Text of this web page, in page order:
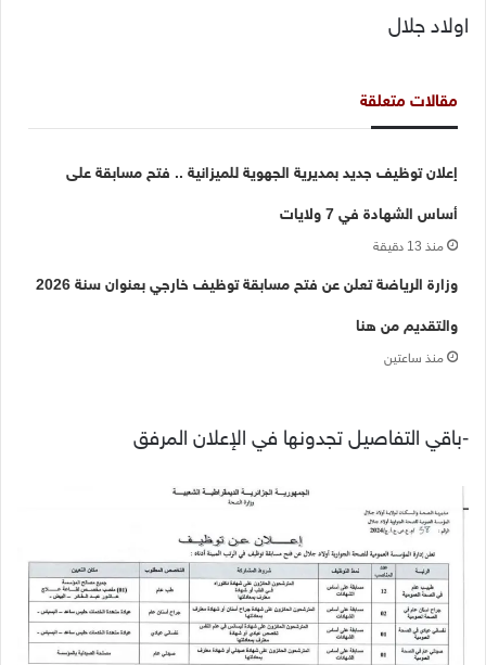
اولاد جلال
مقالات متعلقة
إعلان توظيف جديد بمديرية الجهوية للميزانية .. فتح مسابقة على
أساس الشهادة في 7 ولايات
منذ 13 دقيقة
وزارة الرياضة تعلن عن فتح مسابقة توظيف خارجي بعنوان سنة 2026
والتقديم من هنا
منذ ساعتين
-باقي التفاصيل تجدونها في الإعلان المرفق